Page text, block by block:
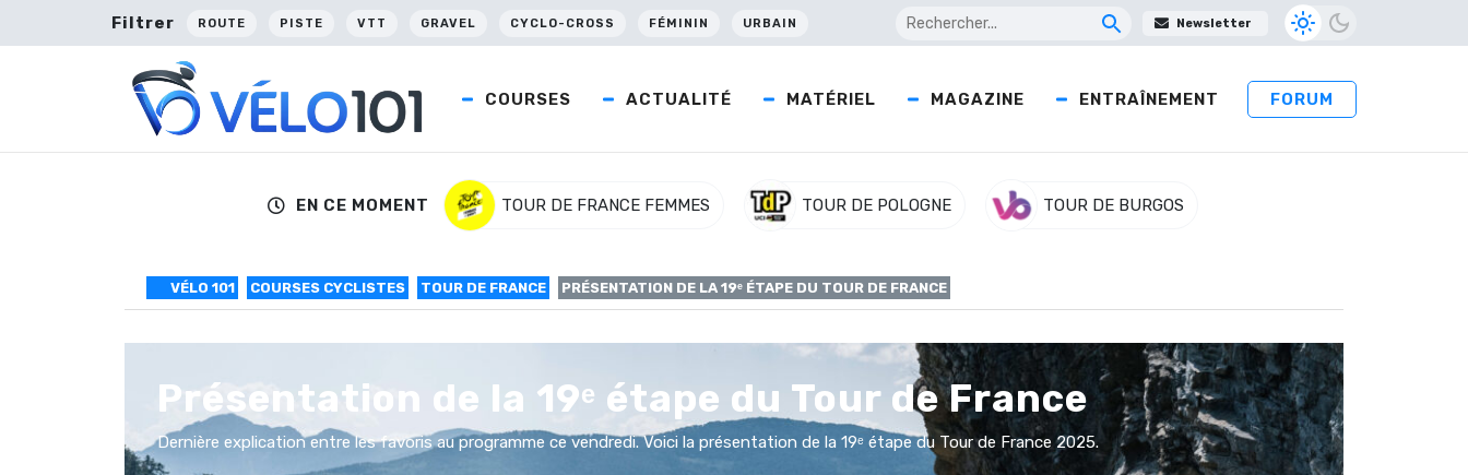
Filtrer ROUTE PISTE VTT GRAVEL CYCLO-CROSS FÉMININ URBAIN Newsletter
COURSES ACTUALITÉ MATÉRIEL MAGAZINE ENTRAÎNEMENT FORUM
EN CE MOMENT TOUR DE FRANCE FEMMES TOUR DE POLOGNE TOUR DE BURGOS
VÉLO 101 COURSES CYCLISTES TOUR DE FRANCE PRÉSENTATION DE LA 19ᵉ ÉTAPE DU TOUR DE FRANCE
Présentation de la 19ᵉ étape du Tour de France
Dernière explication entre les favoris au programme ce vendredi. Voici la présentation de la 19ᵉ étape du Tour de France 2025.